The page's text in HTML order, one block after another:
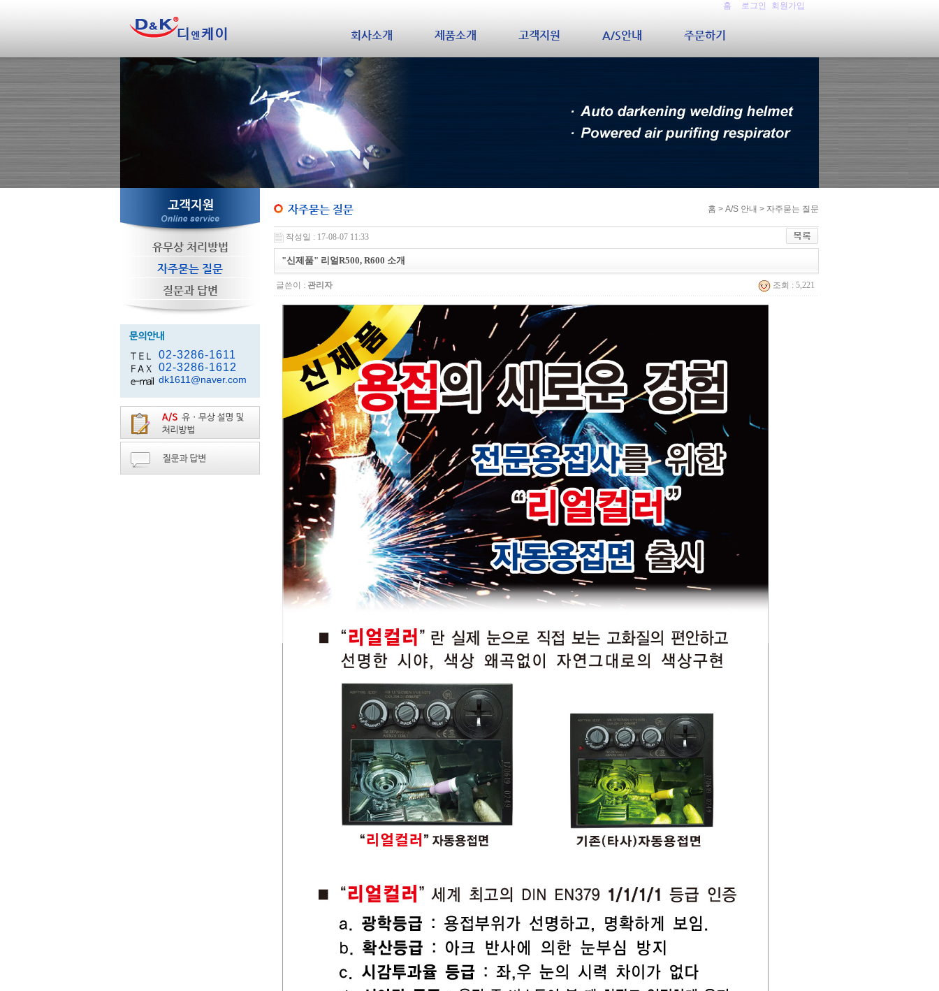
홈 로그인 회원가입
회사소개 제품소개 고객지원 A/S안내 주문하기
유무상 처리방법
자주묻는 질문
질문과 답변
02-3286-1611
02-3286-1612
dk1611@naver.com
자주묻는 질문 홈 > A/S 안내 > 자주묻는 질문
작성일 : 17-08-07 11:33
"신제품" 리얼R500, R600 소개
글쓴이 : 관리자 조회 : 5,221